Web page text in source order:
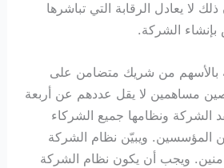
ذلك لا يعادل الرقابة التي تباشرها
الشركة.
بالأسهم من شريك متضامن على
مساهمين لا يقل عددهم عن أربعة
عقد الشركة ونظامها جميع الشركاء
المؤسسين. ويبيّن نظام الشركة
ويجب أن يكون نظام الشركة